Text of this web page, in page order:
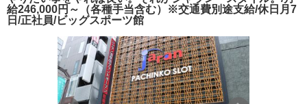
給246,000円～（各種手当含む）※交通費別途支給/休日月7
日/正社員/ビッグスポーツ館